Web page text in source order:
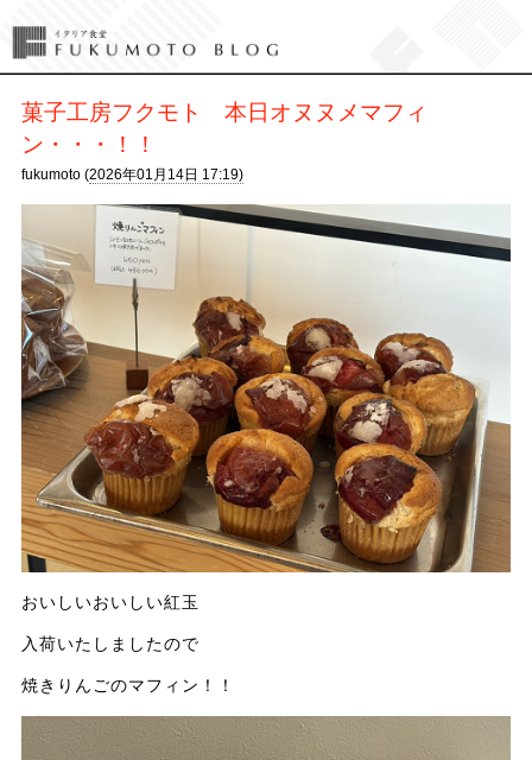
菓子工房フクモト 本日オヌヌメマフィ
ン・・・！！
fukumoto (2026年01月14日 17:19)
おいしいおいしい紅玉
入荷いたしましたので
焼きりんごのマフィン！！